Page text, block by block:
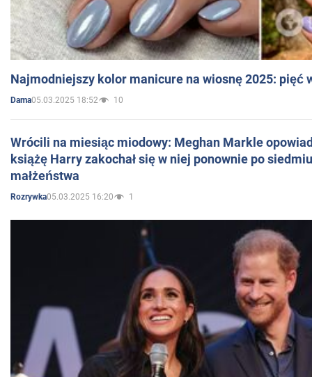
Najmodniejszy kolor manicure na wiosnę 2025: pięć
Dama05.03.2025 18:52 10
Wrócili na miesiąc miodowy: Meghan Markle
książę Harry zakochał się w niej ponownie po
małżeństwa
Rozrywka05.03.2025 16:20 1